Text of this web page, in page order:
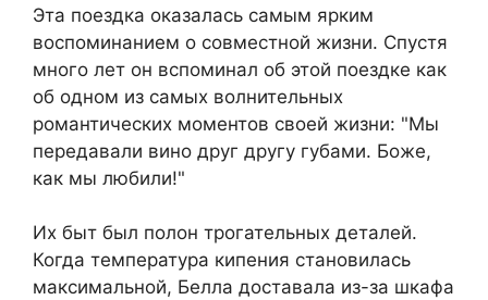
Эта поездка оказалась самым ярким
воспоминанием о совместной жизни. Спустя
много лет он вспоминал об этой поездке как
об одном из самых волнительных
романтических моментов своей жизни: "Мы
передавали вино друг другу губами. Боже,
как мы любили!"
Их быт был полон трогательных деталей.
Когда температура кипения становилась
максимальной, Белла доставала из-за шкафа